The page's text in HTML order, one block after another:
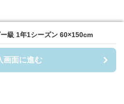
級 1年1シーズン 60×150cm
画面に進む
級 1年1シーズン 60×150cm
画面に進む